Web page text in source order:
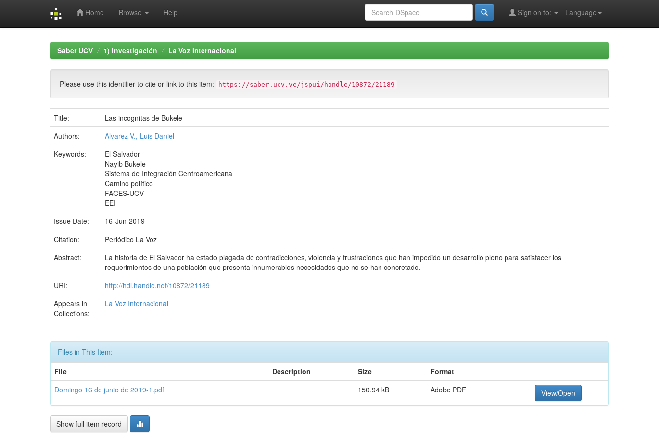
Home Browse Help Language
Sign on to:
Saber UCV 1) Investigación La Voz Internacional
Please use this identifier to cite or link to this item: https://saber.ucv.ve/jspui/handle/10872/21189
Title:
Las incognitas de Bukele
Authors:
Alvarez V., Luis Daniel
Keywords:
El Salvador
Nayib Bukele
Sistema de Integración Centroamericana
Camino político
FACES-UCV
EEI
Issue Date:
16-Jun-2019
Citation:
Periódico La Voz
Abstract:
La historia de El Salvador ha estado plagada de contradicciones, violencia y frustraciones que han impedido un desarrollo pleno para satisfacer los
requerimientos de una población que presenta innumerables necesidades que no se han concretado.
URI:
http://hdl.handle.net/10872/21189
Appears in
Collections:
La Voz Internacional
Files in This Item:
File
Description Size
Format
Domingo 16 de junio de 2019-1.pdf
150.94 kB Adobe PDF View/Open
Show full item record